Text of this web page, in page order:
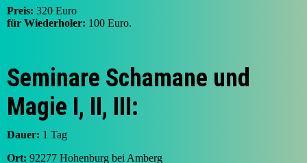
Preis: 320 Euro
für Wiederholer: 100 Euro.
Seminare Schamane und
Magie I, II, III:
Dauer: 1 Tag
Ort: 92277 Hohenburg bei Amberg